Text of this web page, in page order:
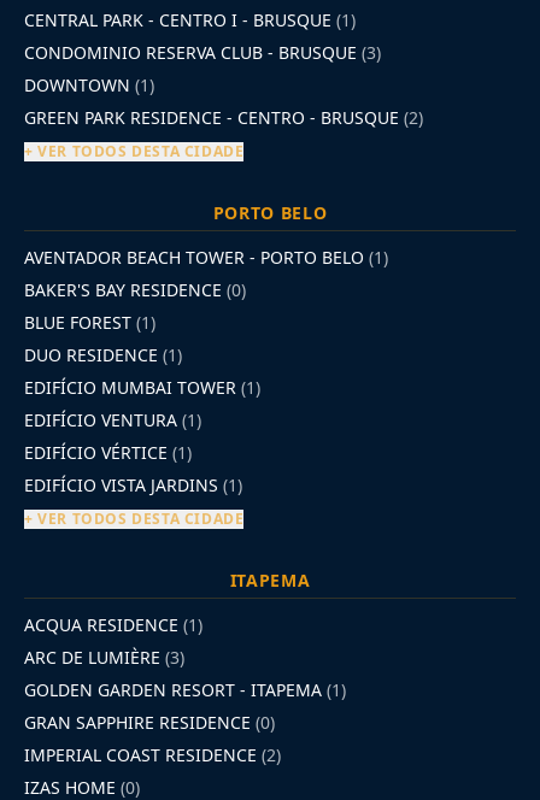
CENTRAL PARK - CENTRO I - BRUSQUE (1)
CONDOMINIO RESERVA CLUB - BRUSQUE (3)
DOWNTOWN (1)
GREEN PARK RESIDENCE - CENTRO - BRUSQUE (2)
+ VER TODOS DESTA CIDADE
PORTO BELO
AVENTADOR BEACH TOWER - PORTO BELO (1)
BAKER'S BAY RESIDENCE (0)
BLUE FOREST (1)
DUO RESIDENCE (1)
EDIFÍCIO MUMBAI TOWER (1)
EDIFÍCIO VENTURA (1)
EDIFÍCIO VÉRTICE (1)
EDIFÍCIO VISTA JARDINS (1)
+ VER TODOS DESTA CIDADE
ITAPEMA
ACQUA RESIDENCE (1)
ARC DE LUMIÈRE (3)
GOLDEN GARDEN RESORT - ITAPEMA (1)
GRAN SAPPHIRE RESIDENCE (0)
IMPERIAL COAST RESIDENCE (2)
IZAS HOME (0)